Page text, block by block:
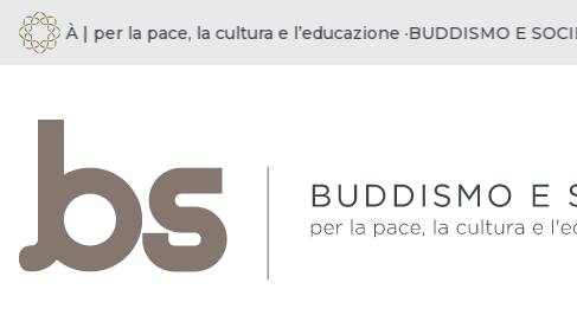
| per la pace, la cultura e l’educazione ·BUDDISMO E